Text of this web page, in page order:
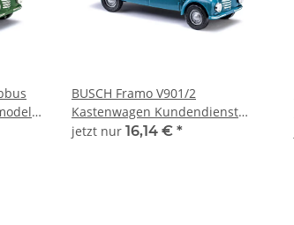
BUSCH Framo V901/2
Kastenwagen Kundendienst
8673 Automodell 1:120
jetzt nur 16,14 € *